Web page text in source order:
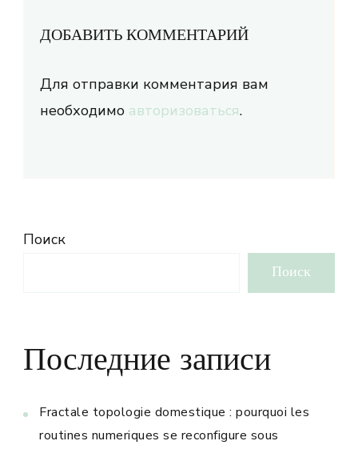
ДОБАВИТЬ КОММЕНТАРИЙ
Для отправки комментария вам
необходимо авторизоваться.
Поиск
Поиск
Последние записи
Fractale topologie domestique : pourquoi les
routines numeriques se reconfigure sous